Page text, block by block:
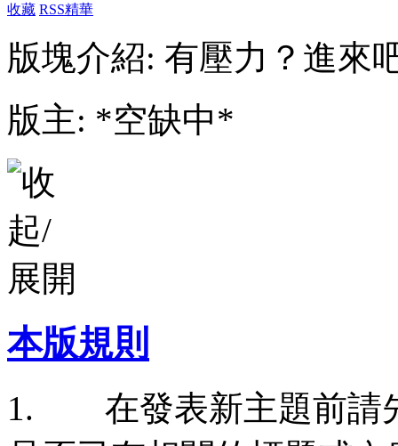
收藏 RSS精華
版塊介紹: 有壓力？進來
版主: *空缺中*
本版規則
1. 在發表新主題前請